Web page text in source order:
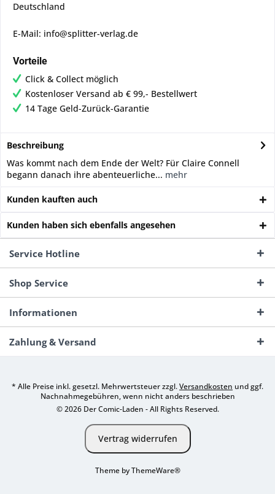
Deutschland
E-Mail: info@splitter-verlag.de
Vorteile
Click & Collect möglich
Kostenloser Versand ab € 99,- Bestellwert
14 Tage Geld-Zurück-Garantie
Beschreibung
Was kommt nach dem Ende der Welt? Für Claire Connell
begann danach ihre abenteuerliche... mehr
Kunden kauften auch
Kunden haben sich ebenfalls angesehen
Service Hotline
Shop Service
Informationen
Zahlung & Versand
* Alle Preise inkl. gesetzl. Mehrwertsteuer zzgl.Versandkosten und ggf.
Nachnahmegebühren, wenn nicht anders beschrieben
© 2026 Der Comic-Laden - All Rights Reserved.
Vertrag widerrufen
Theme byThemeWare®